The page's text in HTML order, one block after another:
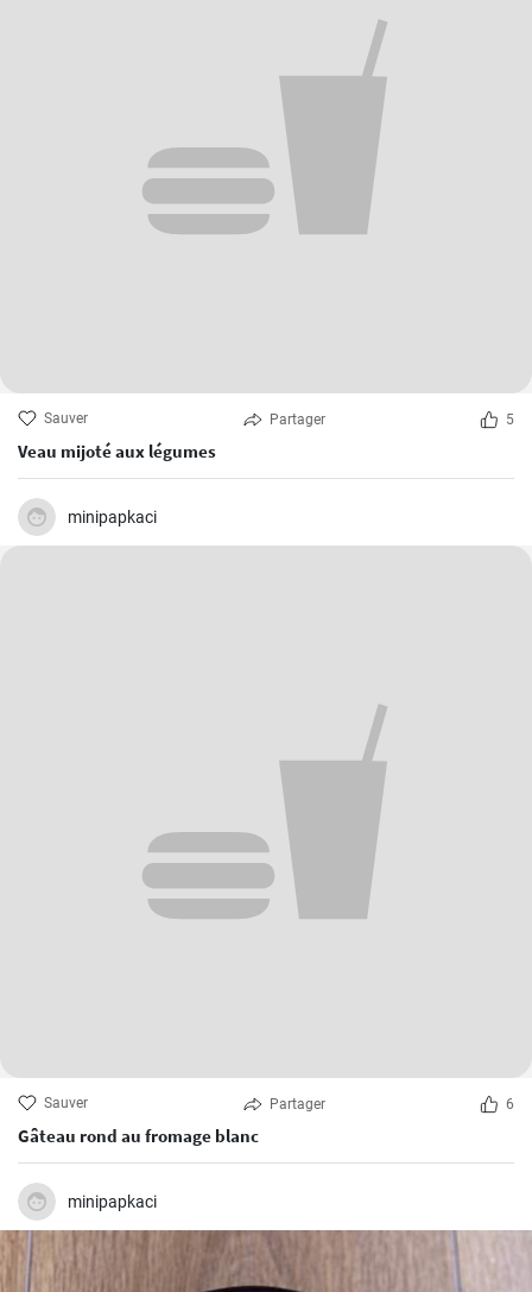
Sauver Partager 5
Veau mijoté aux légumes
minipapkaci
Sauver Partager 6
Gâteau rond au fromage blanc
minipapkaci